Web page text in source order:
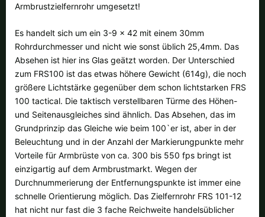
Armbrustzielfernrohr umgesetzt!
Es handelt sich um ein 3-9 x 42 mit einem 30mm
Rohrdurchmesser und nicht wie sonst üblich 25,4mm. Das
Absehen ist hier ins Glas geätzt worden. Der Unterschied
zum FRS100 ist das etwas höhere Gewicht (614g), die noch
größere Lichtstärke gegenüber dem schon lichtstarken FRS
100 tactical. Die taktisch verstellbaren Türme des Höhen-
und Seitenausgleiches sind ähnlich. Das Absehen, das im
Grundprinzip das Gleiche wie beim 100`er ist, aber in der
Beleuchtung und in der Anzahl der Markierungpunkte mehr
Vorteile für Armbrüste von ca. 300 bis 550 fps bringt ist
einzigartig auf dem Armbrustmarkt. Wegen der
Durchnummerierung der Entfernungspunkte ist immer eine
schnelle Orientierung möglich. Das Zielfernrohr FRS 101-12
hat nicht nur fast die 3 fache Reichweite handelsüblicher